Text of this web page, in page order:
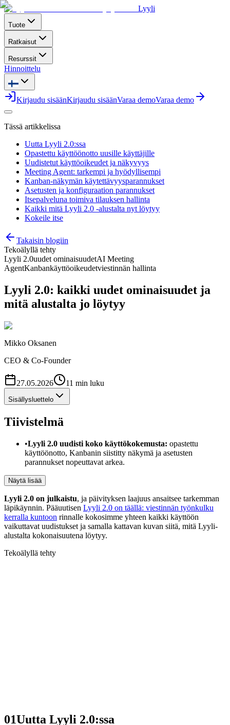
Lyyli
Tuote
Ratkaisut
Resurssit
Hinnoittelu
Kirjaudu sisäänKirjaudu sisäänVaraa demoVaraa demo
Tässä artikkelissa
Uutta Lyyli 2.0:ssa
Opastettu käyttöönotto uusille käyttäjille
Uudistetut käyttöoikeudet ja näkyvyys
Meeting Agent: tarkempi ja hyödyllisempi
Kanban-näkymän käytettävyysparannukset
Asetusten ja konfiguraation parannukset
Itsepalveluna toimiva tilauksen hallinta
Kaikki mitä Lyyli 2.0 -alustalta nyt löytyy
Kokeile itse
Takaisin blogiin
Tekoälyllä tehty
Lyyli 2.0uudet ominaisuudetAI Meeting
AgentKanbankäyttöoikeudetviestinnän hallinta
Lyyli 2.0: kaikki uudet ominaisuudet ja
mitä alustalta jo löytyy
Mikko Oksanen
CEO & Co-Founder
27.05.2026 11 min luku
Sisällysluettelo
Tiivistelmä
•Lyyli 2.0 uudisti koko käyttökokemusta: opastettu
käyttöönotto, Kanbanin siistitty näkymä ja asetusten
parannukset nopeuttavat arkea.
Näytä lisää
Lyyli 2.0 on julkaistu, ja päivityksen laajuus ansaitsee tarkemman
läpikäynnin. Pääuutisen Lyyli 2.0 on täällä: viestinnän työnkulku
kerralla kuntoon rinnalle kokosimme yhteen kaikki käyttöön
vaikuttavat uudistukset ja samalla kattavan kuvan siitä, mitä Lyyli-
alustalta kokonaisuutena löytyy.
Tekoälyllä tehty
01Uutta Lyyli 2.0:ssa